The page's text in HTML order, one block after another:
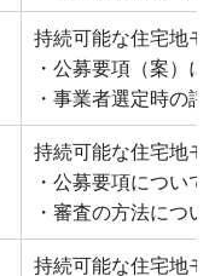
持続可能な住宅地
・公募要項（案）
・事業者選定時の
持続可能な住宅地
・公募要項について
・審査の方法につ
持続可能な住宅地